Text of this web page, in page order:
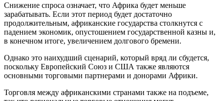
Снижение спроса означает, что Африка будет меньше
зарабатывать. Если этот период будет достаточно
продолжительным, африканские государства столкнутся с
падением экономик, опустошением государственной казны и,
в конечном итоге, увеличением долгового бремени.
Однако это наихудший сценарий, который вряд ли сбудется,
поскольку Европейский Союз и США также являются
основными торговыми партнерами и донорами Африки.
Торговля между африканскими странами также на подъеме,